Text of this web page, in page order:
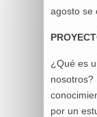
agosto se
¿Qué es
nosotros?
por un